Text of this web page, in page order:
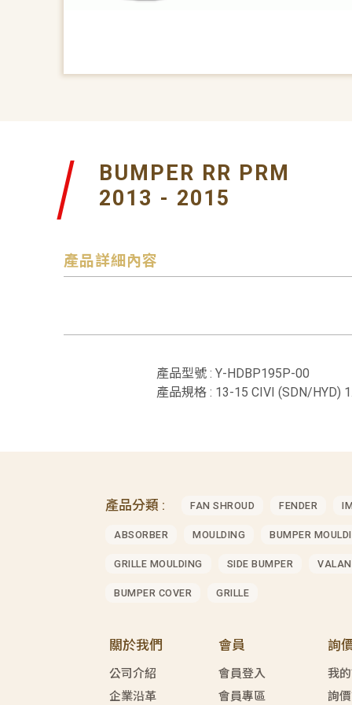
BUMPER RR PRM
2013 - 2015
產品詳細內容
產品型號 : Y-HDBP195P-00
產品規格 : 13-15 CIVI (SDN/HYD)
產品分類 : FAN SHROUD FENDER
ABSORBER MOULDING BUMPER
GRILLE MOULDING SIDE BUMPER
BUMPER COVER GRILLE
關於我們
公司介紹
企業沿革
會員
會員登入
會員專區
詢
我
詢